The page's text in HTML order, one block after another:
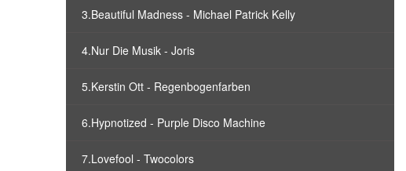
3.Beautiful Madness - Michael Patrick Kelly
4.Nur Die Musik - Joris
5.Kerstin Ott - Regenbogenfarben
6.Hypnotized - Purple Disco Machine
7.Lovefool - Twocolors